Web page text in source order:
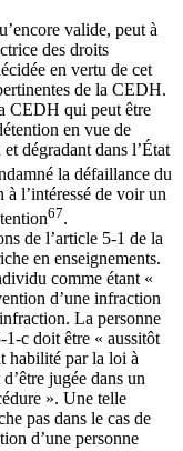
valide, peut à
des droits
en vertu de cet
de la CEDH.
CEDH qui peut être
en vue de
dégradant dans l’État
la défaillance du
l’intéressé de voir un
67.
de l’article 5-1 de la
en enseignements.
comme étant «
d’une infraction
La personne
1-c doit être « aussitôt
habilité par la loi à
jugée dans un
». Une telle
pas dans le cas de
d’une personne